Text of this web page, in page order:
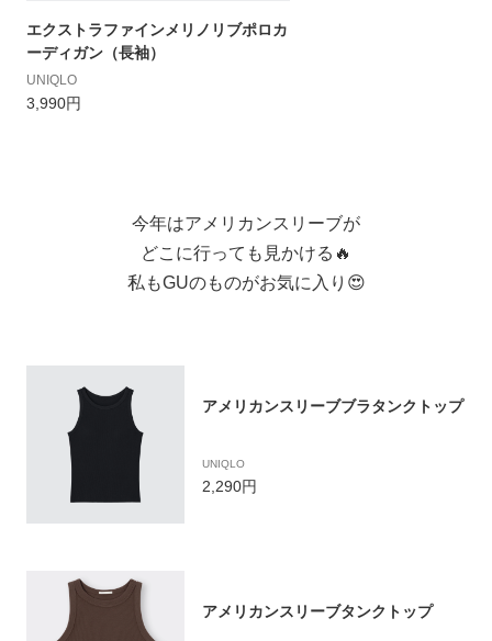
エクストラファインメリノリブポロカ
ーディガン（長袖）
UNIQLO
3,990円
今年はアメリカンスリーブが
どこに行っても見かける🔥
私もGUのものがお気に入り😍
アメリカンスリーブブラタンクトップ
UNIQLO
2,290円
アメリカンスリーブタンクトップ